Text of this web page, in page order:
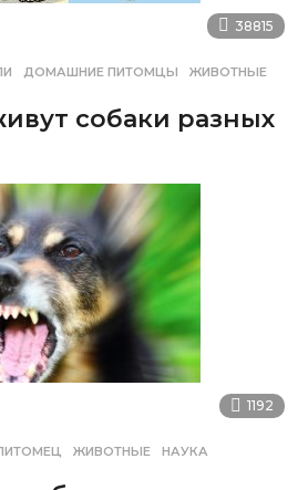
38815
,ДОМАШНИЕ ПИТОМЦЫ ,ЖИВОТНЫЕ
собаки разных
1192
,ЖИВОТНЫЕ ,НАУКА